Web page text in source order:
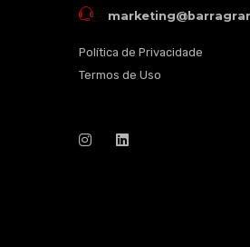
Política de Privacidade
Termos de Uso